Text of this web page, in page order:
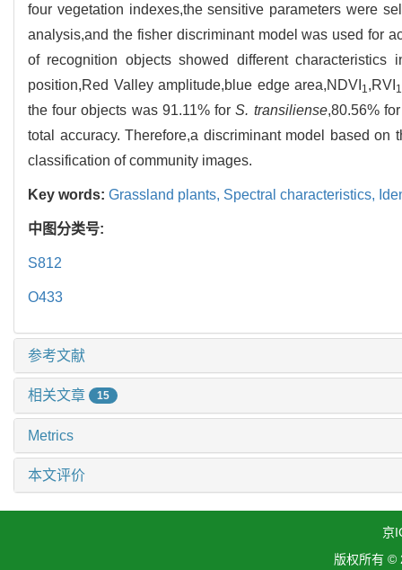
four vegetation indexes,the sensitive parameters were
analysis,and the fisher discriminant model was used for
of recognition objects showed different
position,Red Valley amplitude,blue edge area,NDVI 1 ,RVI 1
the four objects was 91.11% forS. transiliense,80.56%
total accuracy. Therefore,a discriminant model based
classification of community images.
Key words: Grassland plants, Spectral characteristics,
中图分类号:
S812
O433
参考文献
相关文章 15
Metrics
本文评价
京
版权所有 ©